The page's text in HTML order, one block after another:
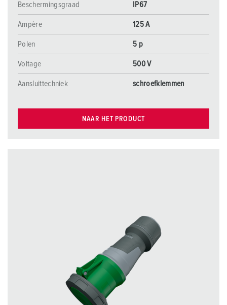
Beschermingsgraad
IP67
Ampère 125 A
Polen 5 p
Voltage 500 V
Aansluittechniek schroefklemmen
NAAR HET PRODUCT